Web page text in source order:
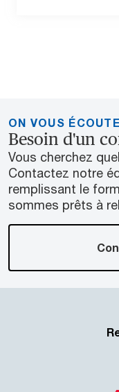
ON VOUS ÉCOUTE
Besoin d'un
Vous cherchez
Contactez notre
remplissant le
sommes prêts à